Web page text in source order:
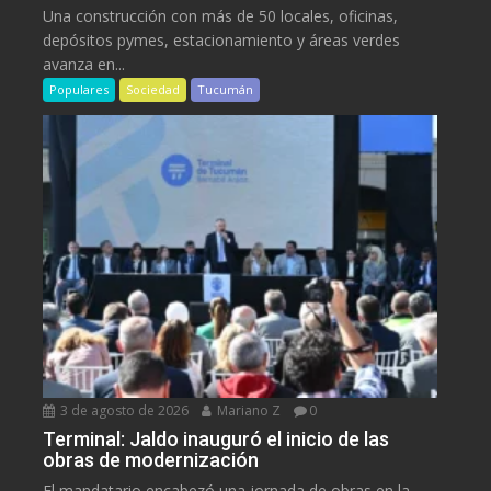
Una construcción con más de 50 locales, oficinas,
depósitos pymes, estacionamiento y áreas verdes
avanza en...
Populares Sociedad Tucumán
3 de agosto de 2026 Mariano Z 0
Terminal: Jaldo inauguró el inicio de las
obras de modernización